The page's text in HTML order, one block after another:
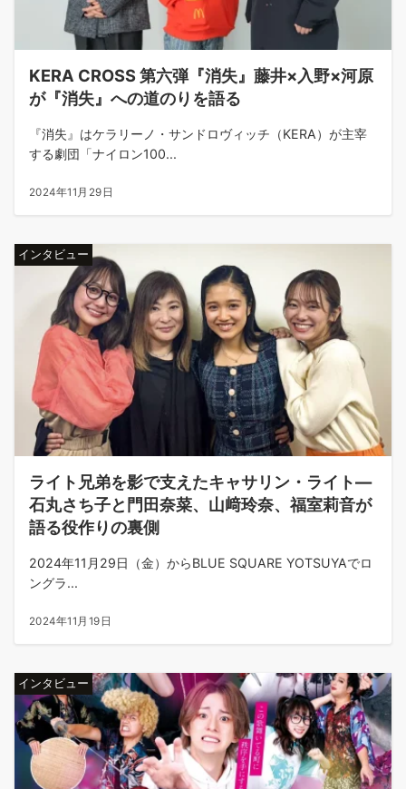
KERA CROSS 第六弾『消失』藤井×入野×河原
が『消失』への道のりを語る
『消失』はケラリーノ・サンドロヴィッチ（KERA）が主宰
する劇団「ナイロン100...
2024年11月29日
インタビュー
ライト兄弟を影で支えたキャサリン・ライト—
石丸さち子と門田奈菜、山﨑玲奈、福室莉音が
語る役作りの裏側
2024年11月29日（金）からBLUE SQUARE YOTSUYAでロ
ングラ...
2024年11月19日
インタビュー